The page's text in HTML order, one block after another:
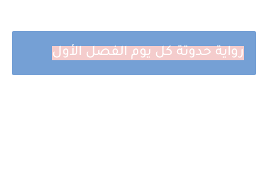
رواية حدوتة كل يوم الفصل الأول